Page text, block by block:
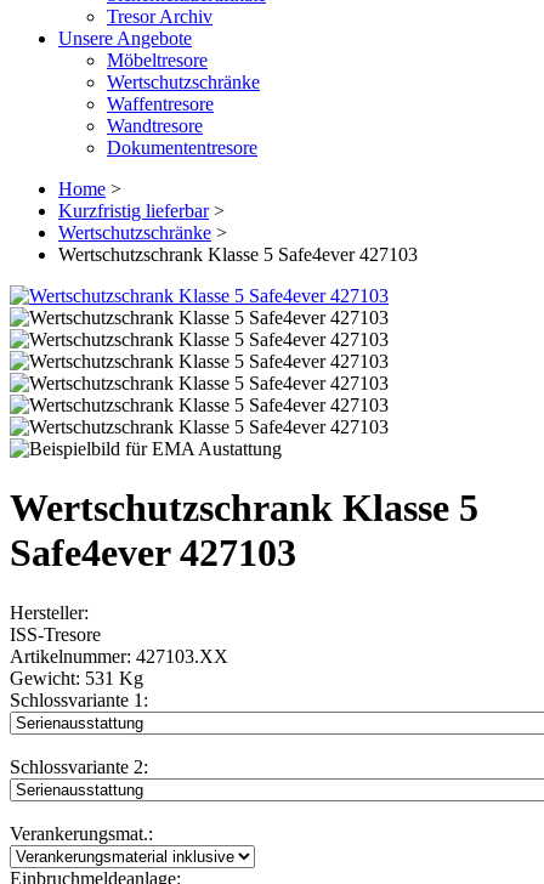
Tresor Archiv
Unsere Angebote
Möbeltresore
Wertschutzschränke
Waffentresore
Wandtresore
Dokumententresore
Home >
Kurzfristig lieferbar >
Wertschutzschränke >
Wertschutzschrank Klasse 5 Safe4ever 427103
Wertschutzschrank Klasse 5
Safe4ever 427103
Hersteller:
ISS-Tresore
Artikelnummer: 427103.XX
Gewicht: 531 Kg
Schlossvariante 1:
Schlossvariante 2:
Verankerungsmat.:
Einbruchmeldeanlage: